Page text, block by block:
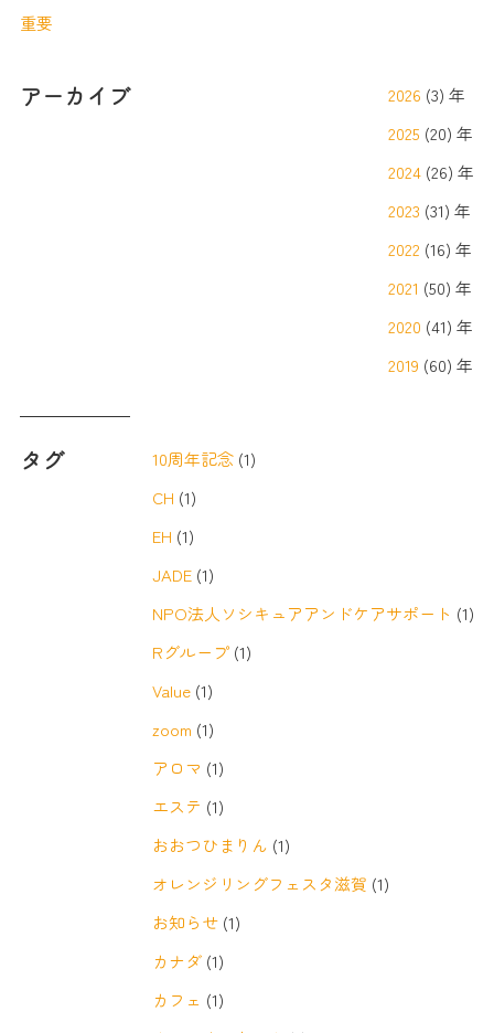
重要
アーカイブ 2026 (3) 年
2025 (20) 年
2024 (26) 年
2023 (31) 年
2022 (16) 年
2021 (50) 年
2020 (41) 年
2019 (60) 年
タグ 10周年記念 (1)
CH (1)
EH (1)
JADE (1)
NPO法人ソシキュアアンドケアサポート (1)
Rグループ (1)
Value (1)
zoom (1)
アロマ (1)
エステ (1)
おおつひまりん (1)
オレンジリングフェスタ滋賀 (1)
お知らせ (1)
カナダ (1)
カフェ (1)